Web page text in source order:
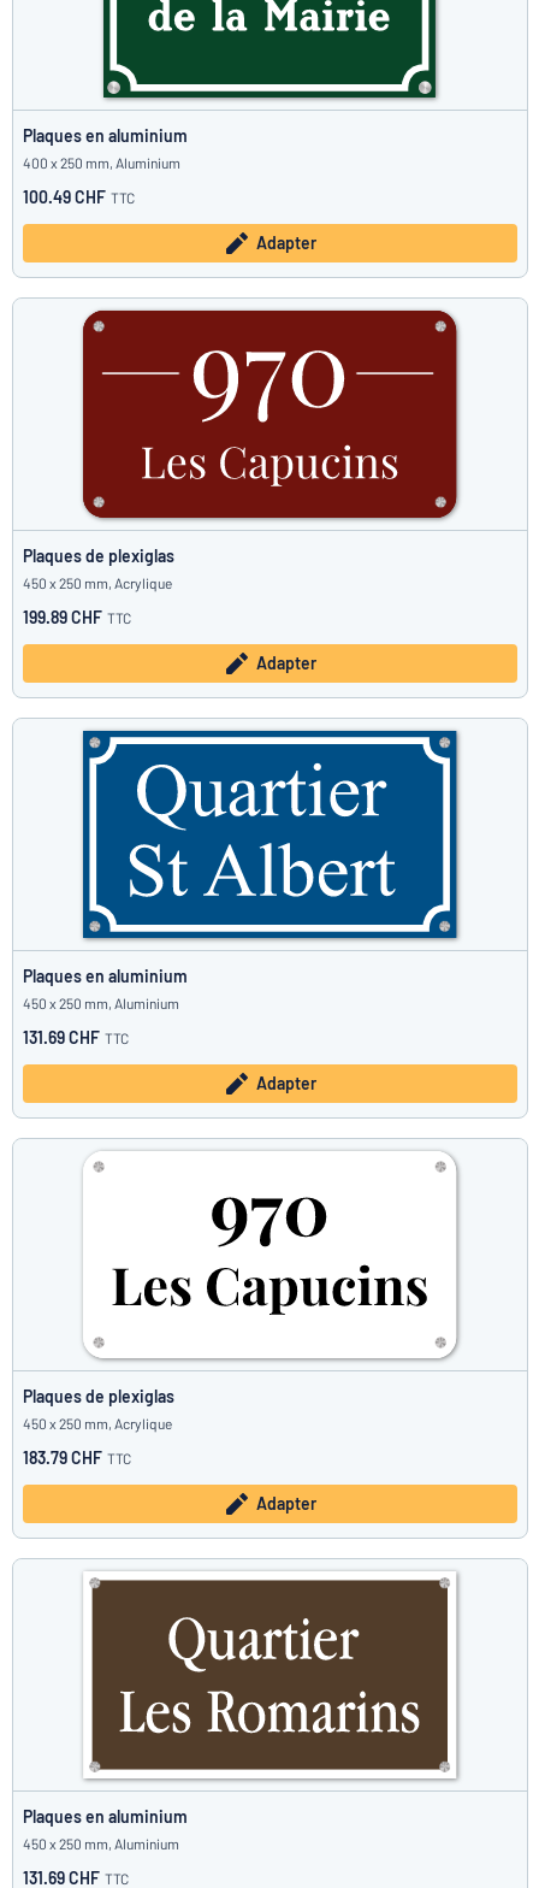
Plaques en aluminium
400 x 250 mm, Aluminium
100.49 CHF TTC
Adapter
Plaques de plexiglas
450 x 250 mm, Acrylique
199.89 CHF TTC
Adapter
Plaques en aluminium
450 x 250 mm, Aluminium
131.69 CHF TTC
Adapter
Plaques de plexiglas
450 x 250 mm, Acrylique
183.79 CHF TTC
Adapter
Plaques en aluminium
450 x 250 mm, Aluminium
131.69 CHF TTC